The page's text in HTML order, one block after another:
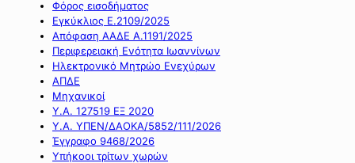
Φόρος εισοδήματος
Εγκύκλιος Ε.2109/2025
Απόφαση ΑΑΔΕ Α.1191/2025
Περιφερειακή Ενότητα Ιωαννίνων
Ηλεκτρονικό Μητρώο Ενεχύρων
ΑΠΔΕ
Μηχανικοί
Υ.Α. 127519 ΕΞ 2020
Υ.Α. ΥΠΕΝ/ΔΑΟΚΑ/5852/111/2026
Έγγραφο 9468/2026
Υπήκοοι τρίτων χωρών